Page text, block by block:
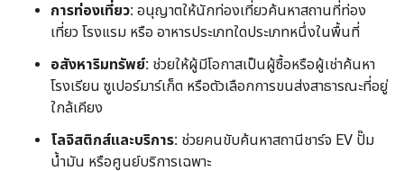
การท่องเที่ยว: อนุญาตให้นักท่องเที่ยวค้นหาสถานที่ท่อง
เที่ยว โรงแรม หรือ อาหารประเภทใดประเภทหนึ่งในพื้นที่
อสังหาริมทรัพย์: ช่วยให้ผู้มีโอกาสเป็นผู้ซื้อหรือผู้เช่าค้นหา
โรงเรียน ซูเปอร์มาร์เก็ต หรือตัวเลือกการขนส่งสาธารณะที่อยู่
ใกล้เคียง
โลจิสติกส์และบริการ: ช่วยคนขับค้นหาสถานีชาร์จ EV ปั๊ม
น้ำมัน หรือศูนย์บริการเฉพาะ